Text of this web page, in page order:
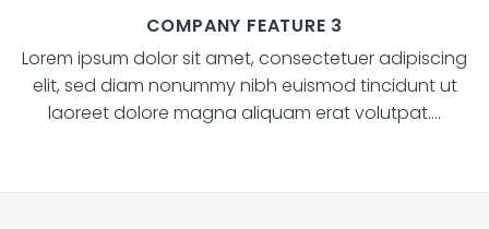
COMPANY FEATURE 3
Lorem ipsum dolor sit amet, consectetuer adipiscing
elit, sed diam nonummy nibh euismod tincidunt ut
laoreet dolore magna aliquam erat volutpat….